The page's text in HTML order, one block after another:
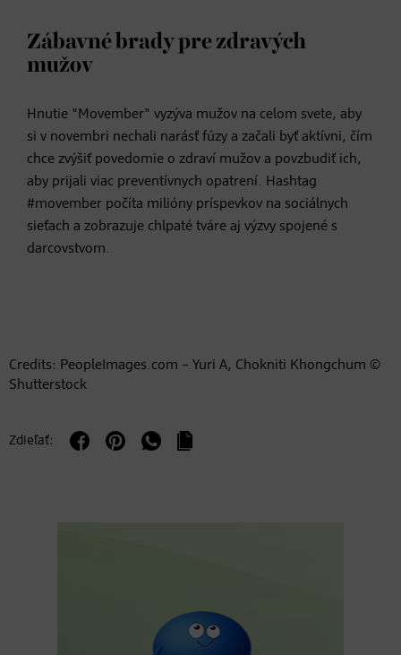
Zábavné brady pre zdravých
mužov
Hnutie "Movember" vyzýva mužov na celom svete, aby
si v novembri nechali narásť fúzy a začali byť aktívni, čím
chce zvýšiť povedomie o zdraví mužov a povzbudiť ich,
aby prijali viac preventívnych opatrení. Hashtag
#movember počíta milióny príspevkov na sociálnych
sieťach a zobrazuje chlpaté tváre aj výzvy spojené s
darcovstvom.
Credits: PeopleImages.com – Yuri A, Chokniti Khongchum ©
Shutterstock
Zdieľať: